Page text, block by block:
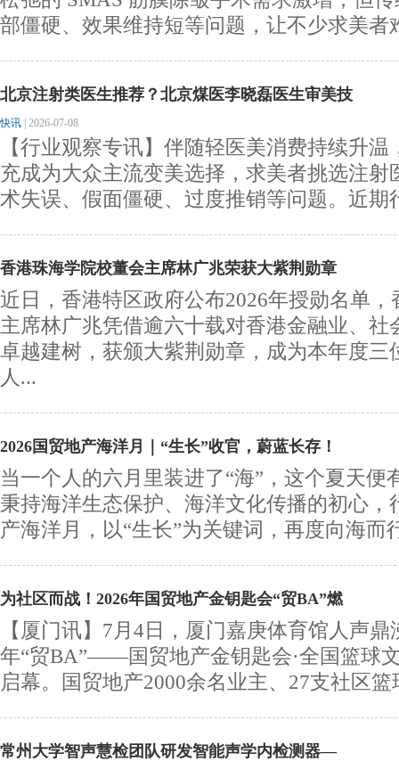
部僵硬、效果维持短等问题，让不少求美者
北京注射类医生推荐？北京煤医李晓磊医生审美技
快讯 2026-07-08
【行业观察专讯】伴随轻医美消费持续升
充成为大众主流变美选择，求美者挑选注射
术失误、假面僵硬、过度推销等问题。近期
香港珠海学院校董会主席林广兆荣获大紫荆勋章
近日，香港特区政府公布2026年授勋名单
主席林广兆凭借逾六十载对香港金融业、社
卓越建树，获颁大紫荆勋章，成为本年度三
人...
2026国贸地产海洋月｜“生长”收官，蔚蓝长存！
当一个人的六月里装进了“海”，这个夏天便
秉持海洋生态保护、海洋文化传播的初心，
产海洋月，以“生长”为关键词，再度向海而
为社区而战！2026年国贸地产金钥匙会“贸BA”燃
【厦门讯】7月4日，厦门嘉庚体育馆人声
年“贸BA”——国贸地产金钥匙会·全国篮球
启幕。国贸地产2000余名业主、27支社区
常州大学智声慧检团队研发智能声学内检测器—